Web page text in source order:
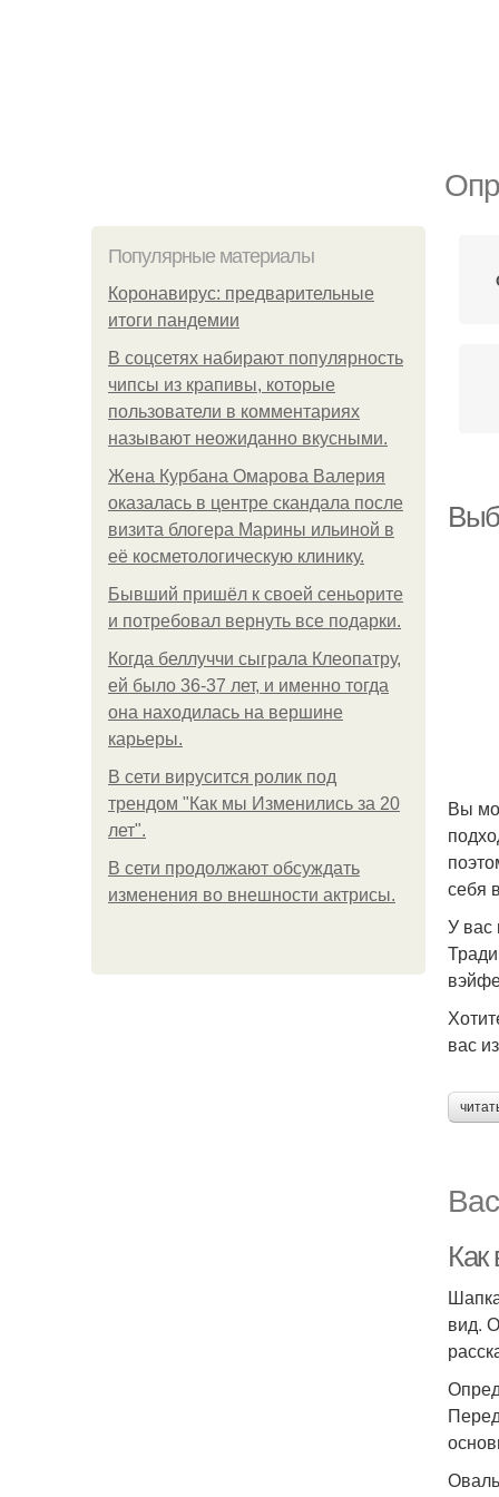
Популярные материалы
Коронавирус: предварительные
итоги пандемии
В соцсетях набирают популярность
чипсы из крапивы, которые
пользователи в комментариях
называют неожиданно вкусными.
Жена Курбана Омарова Валерия
оказалась в центре скандала после
визита блогера Марины ильиной в
её косметологическую клинику.
Бывший пришёл к своей сеньорите
и потребовал вернуть все подарки.
Когда беллуччи сыграла Клеопатру,
ей было 36-37 лет, и именно тогда
она находилась на вершине
карьеры.
В сети вирусится ролик под
трендом "Как мы Изменились за 20
лет".
В сети продолжают обсуждать
изменения во внешности актрисы.
Вы
себя
У вас
вас
вид.